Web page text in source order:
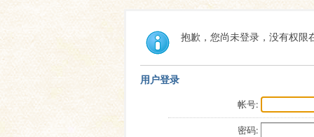
抱歉，您尚未登录，没有权限
用户登录
帐号:
密码: